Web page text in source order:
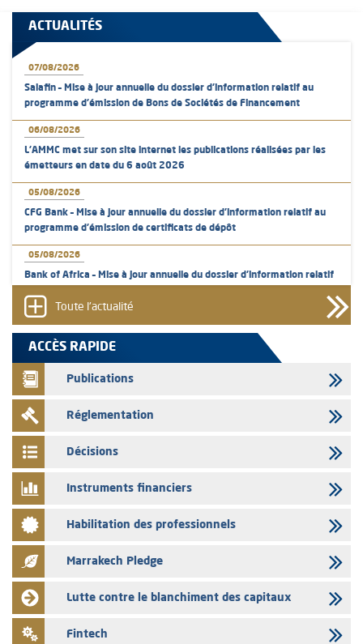
ACTUALITÉS
07/08/2026
Salafin – Mise à jour annuelle du dossier d’information relatif au
programme d'émission de Bons de Sociétés de Financement
06/08/2026
L’AMMC met sur son site internet les publications réalisées par les
émetteurs en date du 6 août 2026
05/08/2026
CFG Bank – Mise à jour annuelle du dossier d’information relatif au
programme d'émission de certificats de dépôt
05/08/2026
Bank of Africa – Mise à jour annuelle du dossier d’information relatif
05/08/2026
L’AMMC met sur son site internet les publications réalisées par les
émetteurs en date du 5 août 2026
04/08/2026
L’AMMC met sur son site internet les publications réalisées par les
émetteurs en date du 4 août 2026
Saham Bank – Mise à jour annuelle du dossier d’information relatif au
03/08/2026
L’AMMC met sur son site internet les publications réalisées par les
émetteurs en date du 3 août 2026
03/08/2026
Liste des agréments et visas d'OPCVM accordés par l'AMMC pour le
mois de juillet 2026
03/08/2026
Toute l'actualité
ACCÈS RAPIDE
Publications
Réglementation
Décisions
Instruments financiers
Habilitation des professionnels
Marrakech Pledge
Lutte contre le blanchiment des capitaux
Fintech